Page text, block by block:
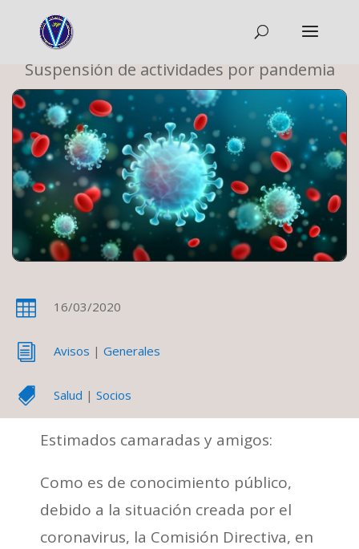
Suspensión de actividades por pandemia
 16/03/2020
i Avisos | Generales
 Salud | Socios
Estimados camaradas y amigos:
Como es de conocimiento público,
debido a la situación creada por el
coronavirus, la Comisión Directiva, en